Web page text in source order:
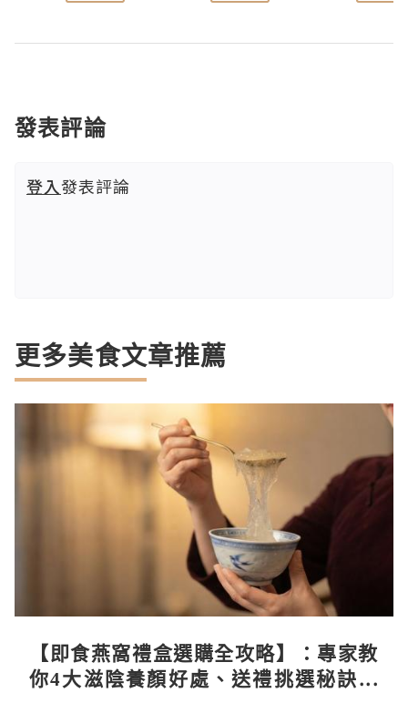
發表評論
登入發表評論
更多美食文章推薦
【即食燕窩禮盒選購全攻略】：專家教
你4大滋陰養顏好處、送禮挑選秘訣與